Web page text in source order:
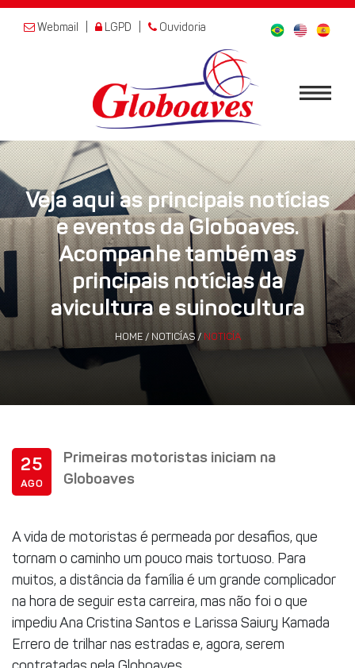
Webmail LGPD Ouvidoria
Veja aqui as principais notícias
e eventos da Globoaves.
Acompanhe também as
principais notícias da
avicultura e suinocultura
HOME / NOTICÍAS /NOTICÍA
25
AGO
Primeiras motoristas iniciam na
Globoaves
A vida de motoristas é permeada por desafios, que
tornam o caminho um pouco mais tortuoso. Para
muitos, a distância da família é um grande complicador
na hora de seguir esta carreira, mas não foi o que
impediu Ana Cristina Santos e Larissa Saiury Kamada
Errero de trilhar nas estradas e, agora, serem